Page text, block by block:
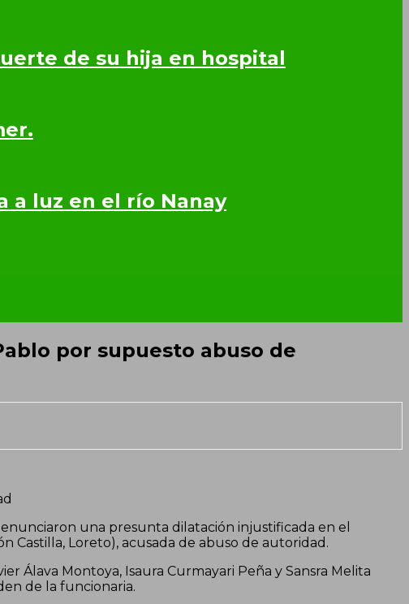
de su hija en hospital
a luz en el río Nanay
por supuesto abuso de
una presunta dilatación injustificada en el
Castilla, Loreto), acusada de abuso de autoridad.
Álava Montoya, Isaura Curmayari Peña y Sansra Melita
de la funcionaria.